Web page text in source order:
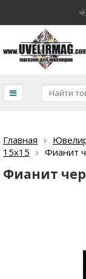
Главная
15х15
Фианит
Фианит